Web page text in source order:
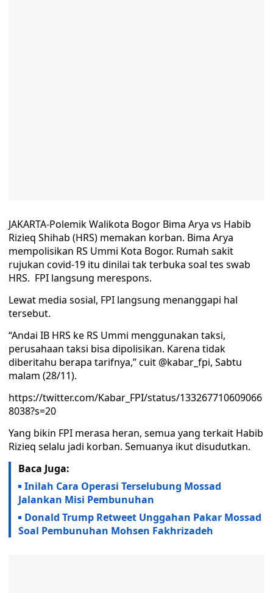
JAKARTA-Polemik Walikota Bogor Bima Arya vs Habib
Rizieq Shihab (HRS) memakan korban. Bima Arya
mempolisikan RS Ummi Kota Bogor. Rumah sakit
rujukan covid-19 itu dinilai tak terbuka soal tes swab
HRS. FPI langsung merespons.
Lewat media sosial, FPI langsung menanggapi hal
tersebut.
“Andai IB HRS ke RS Ummi menggunakan taksi,
perusahaan taksi bisa dipolisikan. Karena tidak
diberitahu berapa tarifnya,” cuit @kabar_fpi, Sabtu
malam (28/11).
https://twitter.com/Kabar_FPI/status/133267710609066
8038?s=20
Yang bikin FPI merasa heran, semua yang terkait Habib
Rizieq selalu jadi korban. Semuanya ikut disudutkan.
Baca Juga:
Inilah Cara Operasi Terselubung Mossad
Jalankan Misi Pembunuhan
Donald Trump Retweet Unggahan Pakar Mossad
Soal Pembunuhan Mohsen Fakhrizadeh